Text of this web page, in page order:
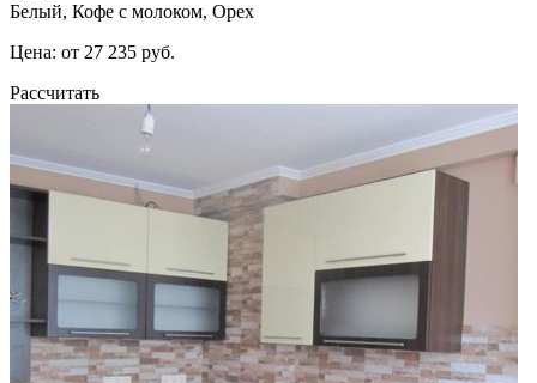
Белый, Кофе с молоком, Орех
Цена: от 27 235 руб.
Рассчитать